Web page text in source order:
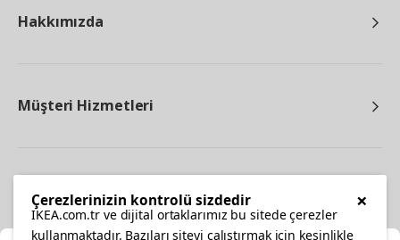
Hakkımızda
Müşteri Hizmetleri
×
Çerezlerinizin kontrolü sizdedir
IKEA.com.tr ve dijital ortaklarımız bu sitede çerezler
kullanmaktadır. Bazıları siteyi çalıştırmak için kesinlikle